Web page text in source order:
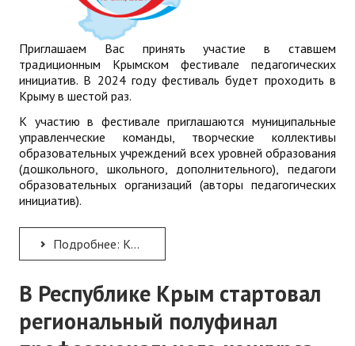
Приглашаем Вас принять участие в ставшем
традиционным Крымском фестивале педагогических
инициатив. В 2024 году фестиваль будет проходить в
Крыму в шестой раз.
К участию в фестивале приглашаются муниципальные
управленческие команды, творческие коллективы
образовательных учреждений всех уровней образования
(дошкольного, школьного, дополнительного), педагоги
образовательных организаций (авторы педагогических
инициатив).
Подробнее: КРЫМСКИЙ ФЕСТИВАЛЬ ПЕДАГОГИЧЕСКИХ ИНИЦИАТИВ − 2024
В Республике Крым стартовал
региональный полуфинал